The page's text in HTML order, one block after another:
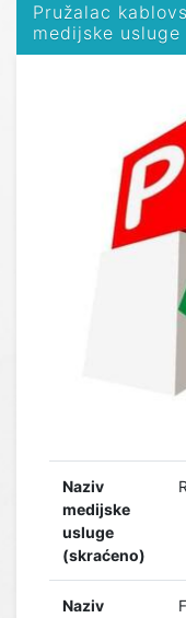
Pružalac
medijske usluge
Naziv
medijske
usluge
(skraćeno)
Naziv